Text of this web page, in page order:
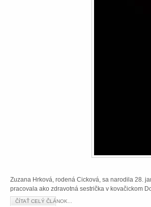
Zuzana Hrková, rodená Cicková, sa narodila 28.
pracovala ako zdravotná sestrička v kovačickom
ČÍTAŤ CELÝ ČLÁNOK...